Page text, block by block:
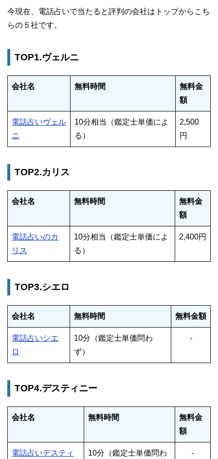
今現在、電話占いで当たると評判の会社はトップからこち
らの５社です。
TOP1.ヴェルニ
会社名 無料時間
無料金
額
電話占いヴェル
ニ
10分相当（鑑定士単価によ
る）
2,500
円
TOP2.カリス
会社名 無料時間
無料金
額
電話占いのカ
リス
10分相当（鑑定士単価によ
る）
2,400円
TOP3.シエロ
会社名 無料時間 無料金額
電話占いシエ
ロ
10分（鑑定士単価問わ
ず）
-
TOP4.デスティニー
会社名 無料時間
無料金
額
電話占いデスティ
10分（鑑定士単価問わ
-